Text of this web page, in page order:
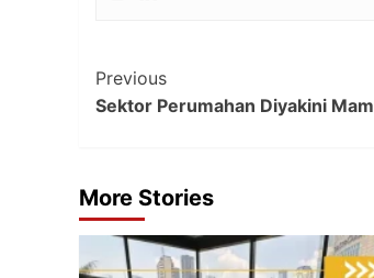
Post
Navigation
Previous
Sektor Perumahan Diyakini
More Stories